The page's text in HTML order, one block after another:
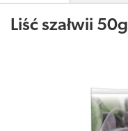
Liść szałwii 50g